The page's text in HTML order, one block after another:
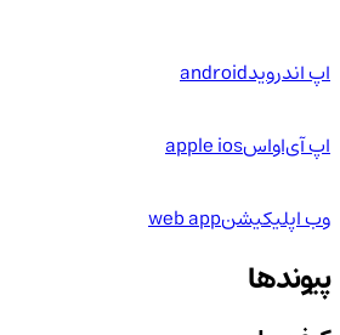
اپ اندرویدandroid
اپ آی‌او‌اسapple ios
وب اپلیکیشنweb app
پیوندها